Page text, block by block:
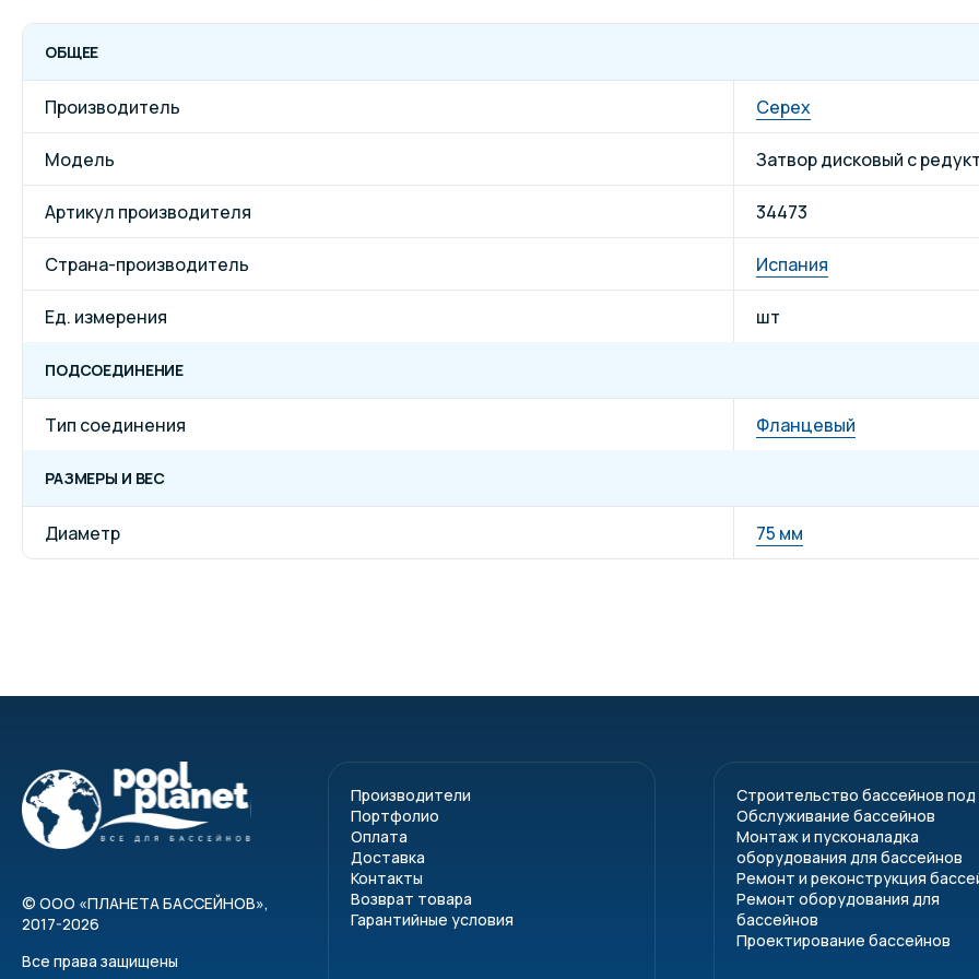
ОБЩЕЕ
Производитель Cepex
Модель Затвор дисковый с
Артикул производителя 34473
Страна-производитель Испания
Ед. измерения шт
ПОДСОЕДИНЕНИЕ
Тип соединения Фланцевый
РАЗМЕРЫ И ВЕС
Диаметр 75 мм
© ООО «ПЛАНЕТА БАССЕЙНОВ»,
2017-2026
Все права защищены
Производители
Портфолио
Оплата
Доставка
Контакты
Возврат товара
Гарантийные условия
Строительство бассейнов
Обслуживание бассейнов
Монтаж и пусконаладка
оборудования для бассейнов
Ремонт и реконструкция
Ремонт оборудования для
бассейнов
Проектирование бассейнов